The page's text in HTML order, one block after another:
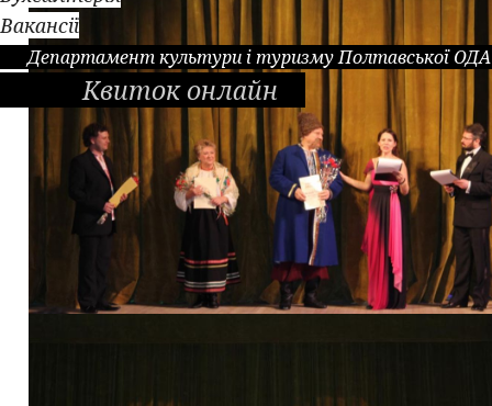
Вакансії
Департамент культури і туризму Полтавської ОДА
Квиток онлайн